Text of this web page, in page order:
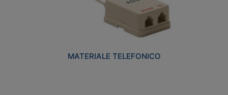
MATERIALE TELEFONICO